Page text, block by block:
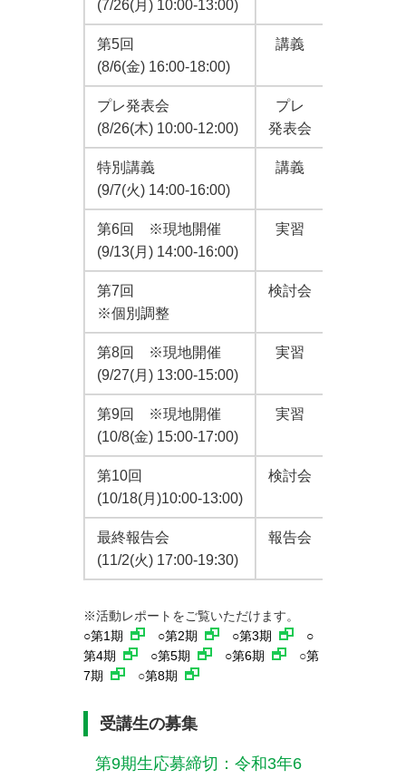
(7/26(月) 10:00-13:00)
第5回
(8/6(金) 16:00-18:00)
講義
プレ発表会
(8/26(木) 10:00-12:00)
プレ
発表会
特別講義
(9/7(火) 14:00-16:00)
講義
第6回 ※現地開催
(9/13(月) 14:00-16:00)
実習
第7回
※個別調整
検討会
第8回 ※現地開催
(9/27(月) 13:00-15:00)
実習
第9回 ※現地開催
(10/8(金) 15:00-17:00)
実習
第10回
(10/18(月)10:00-13:00)
検討会
最終報告会
(11/2(火) 17:00-19:30)
報告会
※活動レポートをご覧いただけます。
○第1期 ○第2期 ○第3期
○
第4期
○第5期 ○第6期 ○第
7期
○第8期
受講生の募集
第9期生応募締切：令和3年6